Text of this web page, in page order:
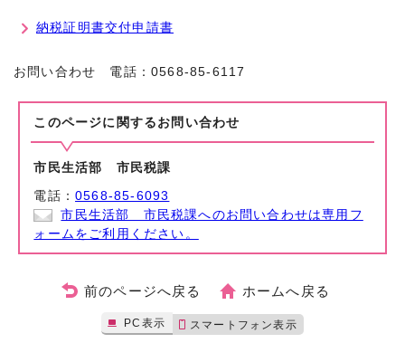
納税証明書交付申請書
お問い合わせ 電話：0568-85-6117
このページに関する お問い合わせ
市民生活部 市民税課
電話：0568-85-6093
市民生活部 市民税課へのお問い合わせは専用フ
ォームをご利用ください。
前のページへ戻る ホームへ戻る
PC表示 スマートフォン表示